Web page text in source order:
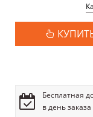
Бесплатная
в день заказа